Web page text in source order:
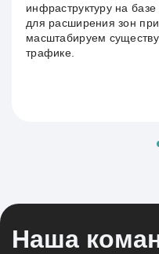
инфраструктуру на
для расширения зон
масштабируем
трафике.
Наша